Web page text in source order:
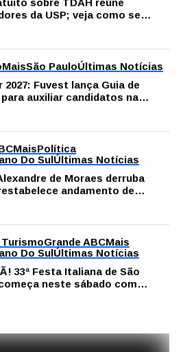
sobre TDAH reúne
da USP; veja como se
MaisSão PauloÚltimas Notícias
2027: Fuvest lança Guia de
auxiliar candidatos na
profissão
MaisPolítica
Do SulÚltimas Notícias
de Moraes derruba
andamento de
processante contra vereador
Grande ABCMais
Do SulÚltimas Notícias
33ª Festa Italiana de São
neste sábado com
música e solidariedade